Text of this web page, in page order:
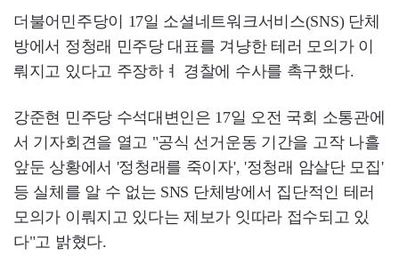
더불어민주당이 17일 소셜네트워크서비스(SNS) 단체
방에서 정청래 민주당 대표를 겨냥한 테러 모의가 이
뤄지고 있다고 주장하ㅕ 경찰에 수사를 촉구했다.
강준현 민주당 수석대변인은 17일 오전 국회 소통관에
서 기자회견을 열고 "공식 선거운동 기간을 고작 나흘
앞둔 상황에서 '정청래를 죽이자', '정청래 암살단 모집'
등 실체를 알 수 없는 SNS 단체방에서 집단적인 테러
모의가 이뤄지고 있다는 제보가 잇따라 접수되고 있
다"고 밝혔다.